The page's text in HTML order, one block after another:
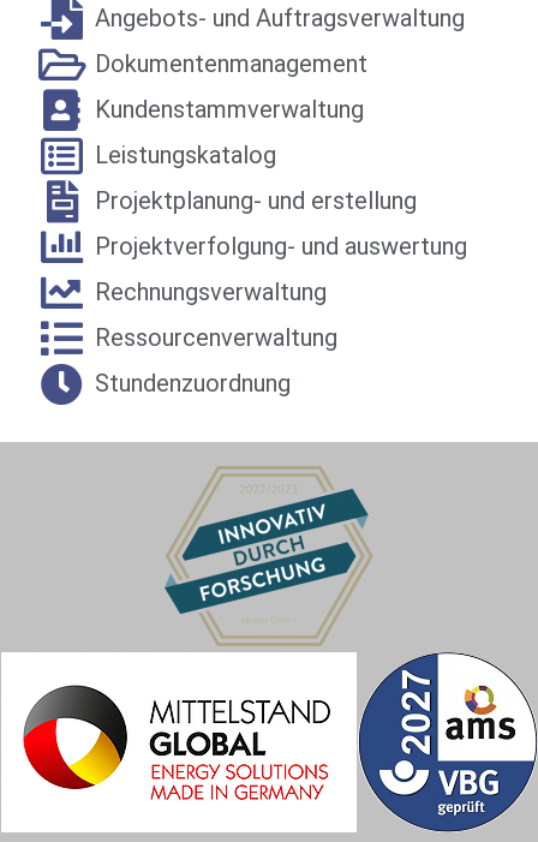
Angebots- und Auftragsverwaltung
Dokumentenmanagement
Kundenstammverwaltung
Leistungskatalog
Projektplanung- und erstellung
Projektverfolgung- und auswertung
Rechnungsverwaltung
Ressourcenverwaltung
Stundenzuordnung